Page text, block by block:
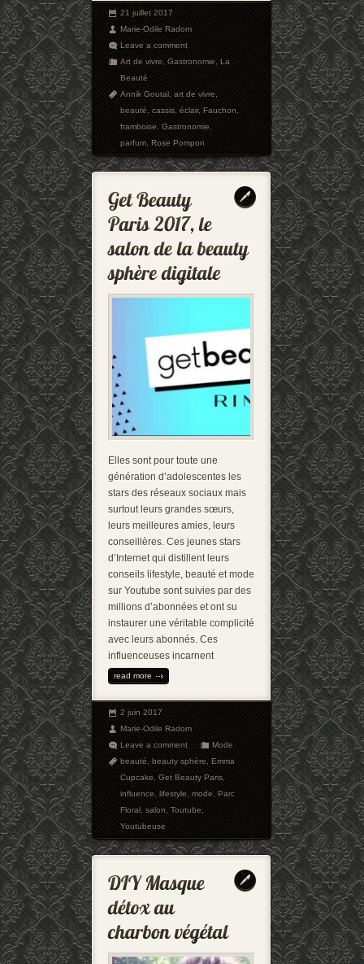
21 juillet 2017
Marie-Odile Radom
Leave a comment
Art de vivre,Gastronomie,La
Beauté
Annik Goutal,art de vivre,
beauté,cassis,éclair,Fauchon,
framboise,Gastronomie,
parfum,Rose Pompon
Elles sont pour toute une
génération d’adolescentes les
stars des réseaux sociaux mais
surtout leurs grandes sœurs,
leurs meilleures amies, leurs
conseillères. Ces jeunes stars
d’Internet qui distillent leurs
conseils lifestyle, beauté et mode
sur Youtube sont suivies par des
millions d’abonnées et ont su
instaurer une véritable complicité
avec leurs abonnés. Ces
influenceuses incarnent
read more
2 juin 2017
Marie-Odile Radom
Leave a comment
Mode
beauté,beauty sphère,Emma
Cupcake,Get Beauty Paris,
influence,lifestyle,mode,Parc
Floral,salon,Toutube,
Youtubeuse